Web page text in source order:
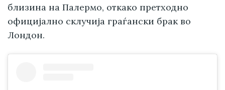
близина на Палермо, откако претходно
официјално склучија граѓански брак во
Лондон.